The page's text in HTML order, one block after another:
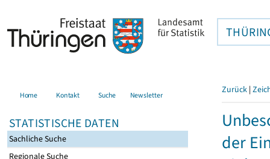
Home Kontakt Suche Newsletter
STATISTISCHE DATEN
Sachliche Suche
Regionale Suche
Zurück |
der